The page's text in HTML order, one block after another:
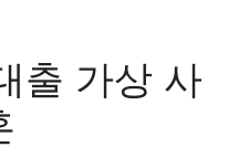
출 가상 사